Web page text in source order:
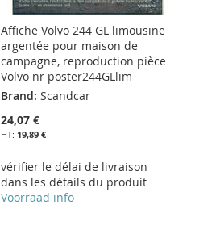
Affiche Volvo 244 GL limousine
argentée pour maison de
campagne, reproduction pièce
Volvo nr poster244GLlim
Brand: Scandcar
24,07 €
19,89 €
vérifier le délai de livraison
dans les détails du produit
Voorraad info